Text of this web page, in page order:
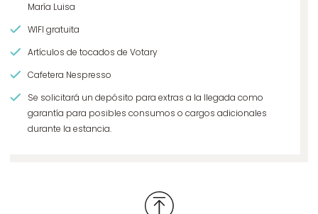
María Luisa
WIFI gratuita
Artículos de tocados de Votary
Cafetera Nespresso
Se solicitará un depósito para extras a la llegada como
garantía para posibles consumos o cargos adicionales
durante la estancia.